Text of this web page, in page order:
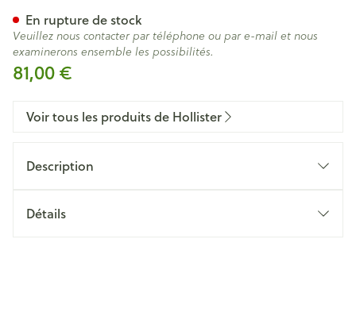
81,00 €
En rupture de stock
Veuillez nous contacter par téléphone ou par e-mail et nous
examinerons ensemble les possibilités.
Voir tous les produits de Hollister
Description
Détails